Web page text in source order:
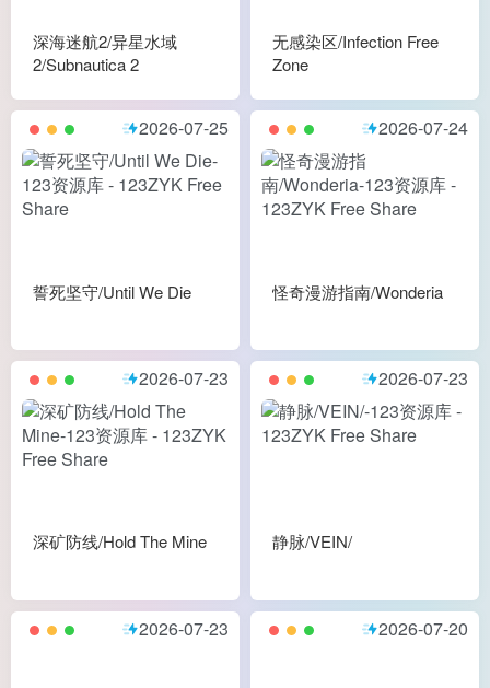
深海迷航2/异星水域
2/Subnautica 2
无感染区/Infection Free
Zone
2026-07-25
誓死坚守/Until We Die
2026-07-24
怪奇漫游指南/Wonderia
2026-07-23
深矿防线/Hold The Mine
2026-07-23
静脉/VEIN/
2026-07-23 2026-07-20